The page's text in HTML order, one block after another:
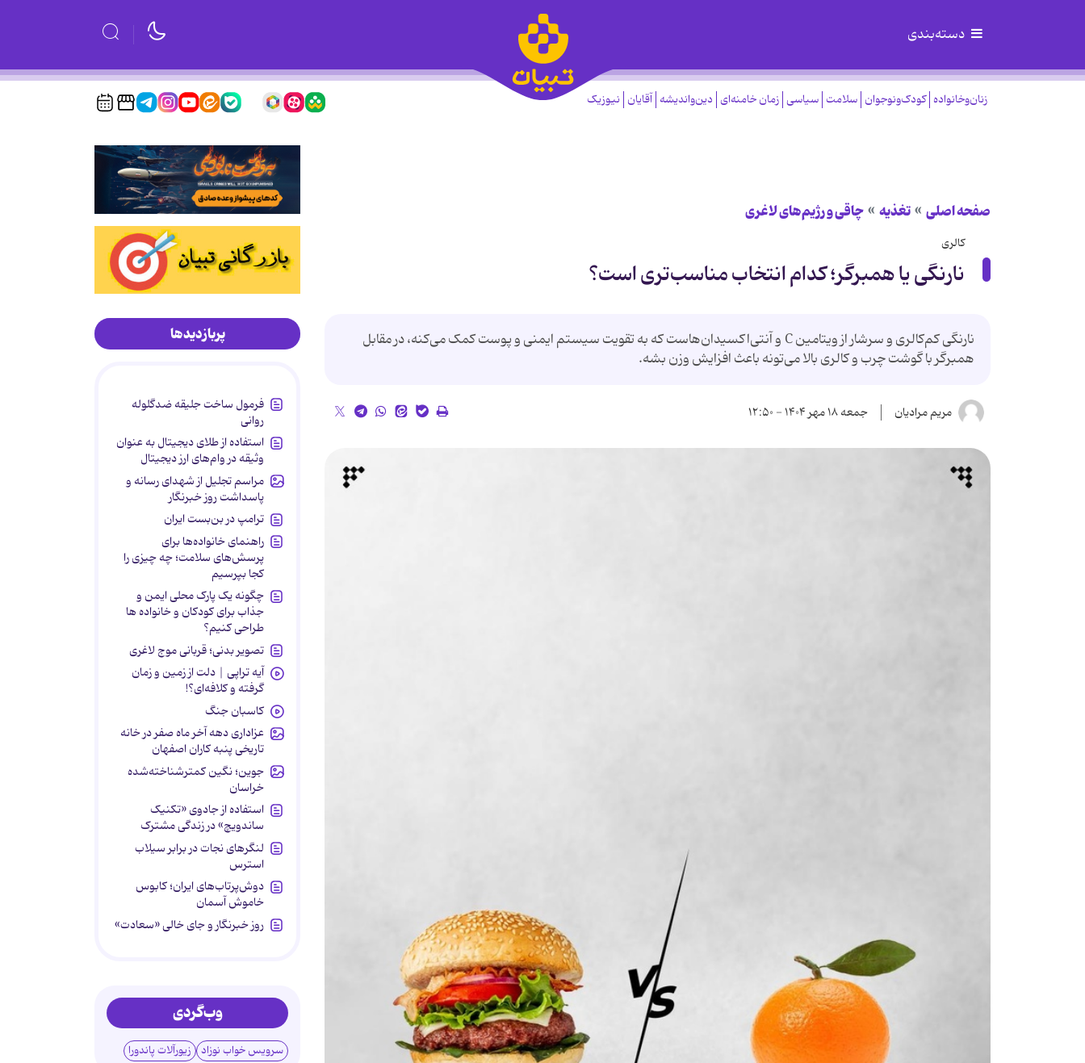
دسته‌بندی
زنان‌وخانواده کودک‌ونوجوان سلامت سیاسی زمان خامنه‌ای دین‌واندیشه آقایان نیوزیک
صفحه اصلی تغذیه چاقی و رژیم‌های لاغری
کالری
نارنگی یا همبرگر؛ کدام انتخاب مناسب‌تری است؟
نارنگی کم‌کالری و سرشار از ویتامین C و آنتی‌اکسیدان‌هاست که به تقویت سیستم ایمنی و پوست کمک می‌کنه، در مقابل
همبرگر با گوشت چرب و کالری بالا می‌تونه باعث افزایش وزن بشه.
مریم مرادیان جمعه ۱۸ مهر ۱۴۰۴ - ۱۲:۵۰
پربازدیدها
فرمول ساخت جلیقه ضدگلوله
روانی
استفاده از طلای دیجیتال به عنوان
وثیقه در وام‌های ارز دیجیتال
مراسم تجلیل از شهدای رسانه و
پاسداشت روز خبرنگار
ترامپ در بن‌بست ایران
راهنمای خانواده‌ها برای
پرسش‌های سلامت؛ چه چیزی را
کجا بپرسیم
چگونه یک پارک محلی ایمن و
جذاب برای کودکان و خانواده ها
طراحی کنیم؟
تصویر بدنی؛ قربانی موج لاغری
آیه تراپی | دلت از زمین و زمان
گرفته و کلافه‌ای؟!
کاسبان جنگ
عزاداری دهه آخر ماه صفر در خانه
تاریخی پنبه کاران اصفهان
جوین؛ نگین کمترشناخته‌شده
خراسان
استفاده از جادوی «تکنیک
ساندویچ» در زندگی مشترک
لنگرهای نجات در برابر سیلاب
استرس
دوش‌پرتاب‌های ایران؛ کابوس
خاموش آسمان
روز خبرنگار و جای خالی «سعادت»
وب‌گردی
سرویس خواب نوزاد زیورآلات پاندورا